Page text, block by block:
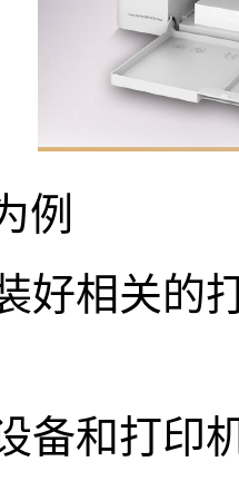
例
好相关的
备和打印